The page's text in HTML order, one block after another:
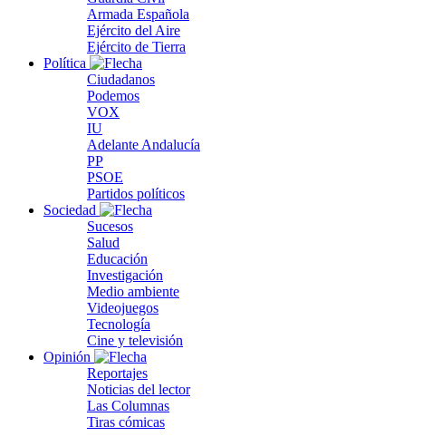
Armada Española
Ejército del Aire
Ejército de Tierra
Política
Ciudadanos
Podemos
VOX
IU
Adelante Andalucía
PP
PSOE
Partidos políticos
Sociedad
Sucesos
Salud
Educación
Investigación
Medio ambiente
Videojuegos
Tecnología
Cine y televisión
Opinión
Reportajes
Noticias del lector
Las Columnas
Tiras cómicas